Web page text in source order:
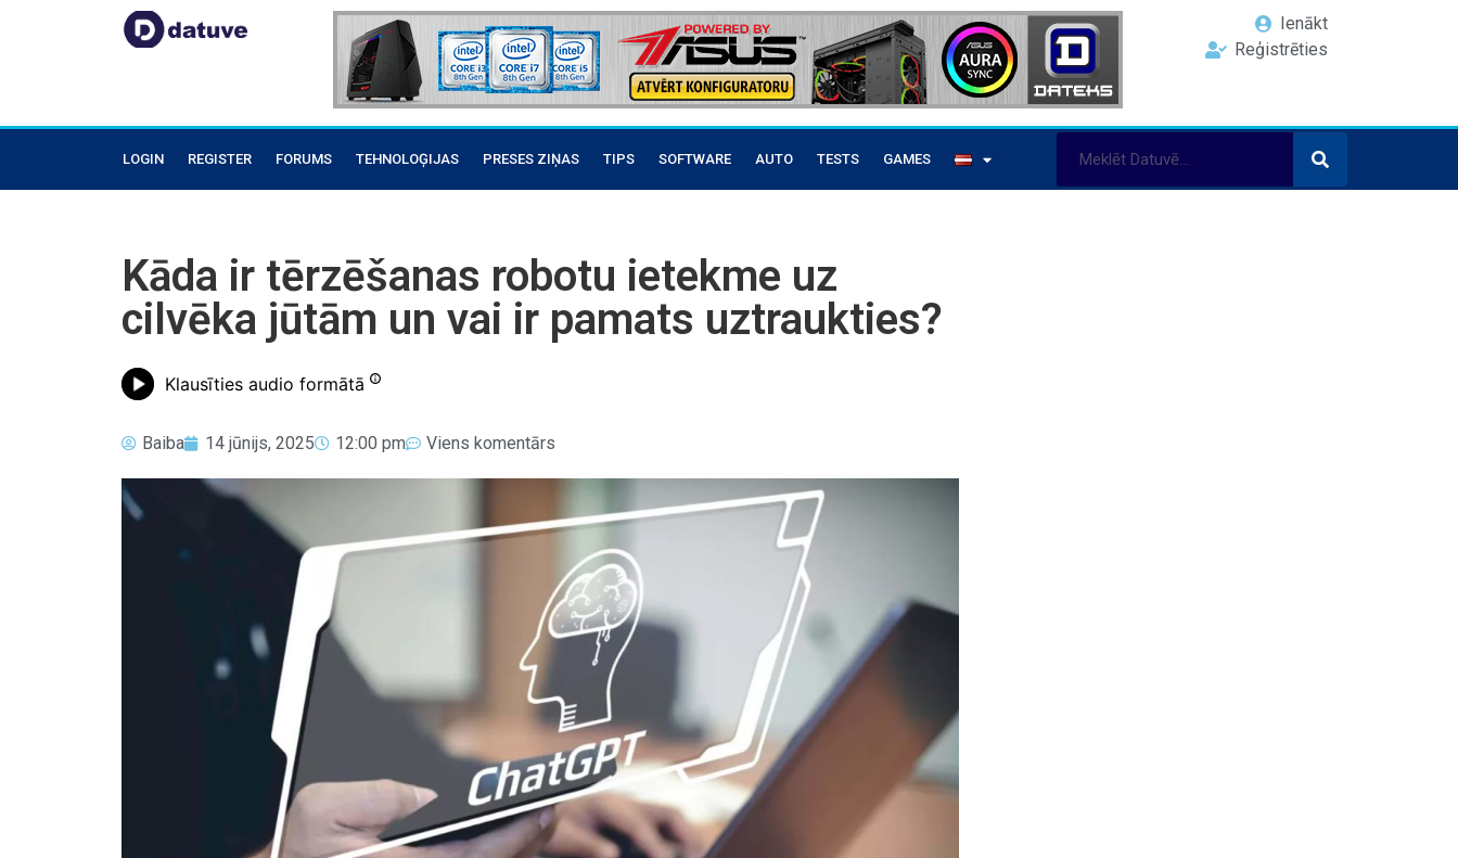
Ienākt
Reģistrēties
LOGIN REGISTER FORUMS TEHNOLOĢIJAS PRESES ZIŅAS TIPS SOFTWARE AUTO TESTS GAMES
Kāda ir tērzēšanas robotu ietekme uz
cilvēka jūtām un vai ir pamats uztraukties?
Klausīties audio formātā
Baiba 14 jūnijs, 2025 12:00 pm Viens komentārs